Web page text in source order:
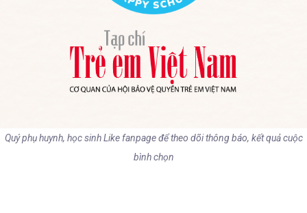
Quý phụ huynh, học sinh Like fanpage để theo dõi thông báo, kết quả cuộc
bình chọn